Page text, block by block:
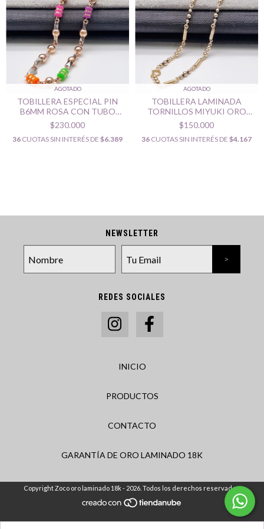
AGOTADO
TOBILLERA ESPECIAL PIN
B6MM ROSA CON TUBO
CINTA ORO LAMINADO 18K
$230.000
36 CUOTAS SIN INTERÉS DE $6.389
AGOTADO
TOBILLERA LAMINADA
TORNILLOS MIYUKI ORO
LAMINADO 18K
$150.000
36 CUOTAS SIN INTERÉS DE $4.167
NEWSLETTER
REDES SOCIALES
INICIO
PRODUCTOS
CONTACTO
GARANTÍA DE ORO LAMINADO 18K
Copyright Zoco oro laminado 18k - 2026. Todos los derechos reservados.